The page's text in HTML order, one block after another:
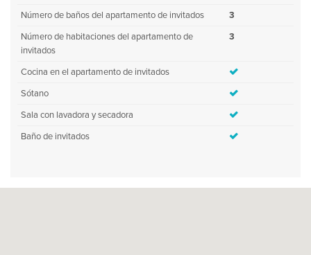
Número de baños del apartamento de invitados
3
Número de habitaciones del apartamento de
invitados
3
Cocina en el apartamento de invitados
Sótano
Sala con lavadora y secadora
Baño de invitados